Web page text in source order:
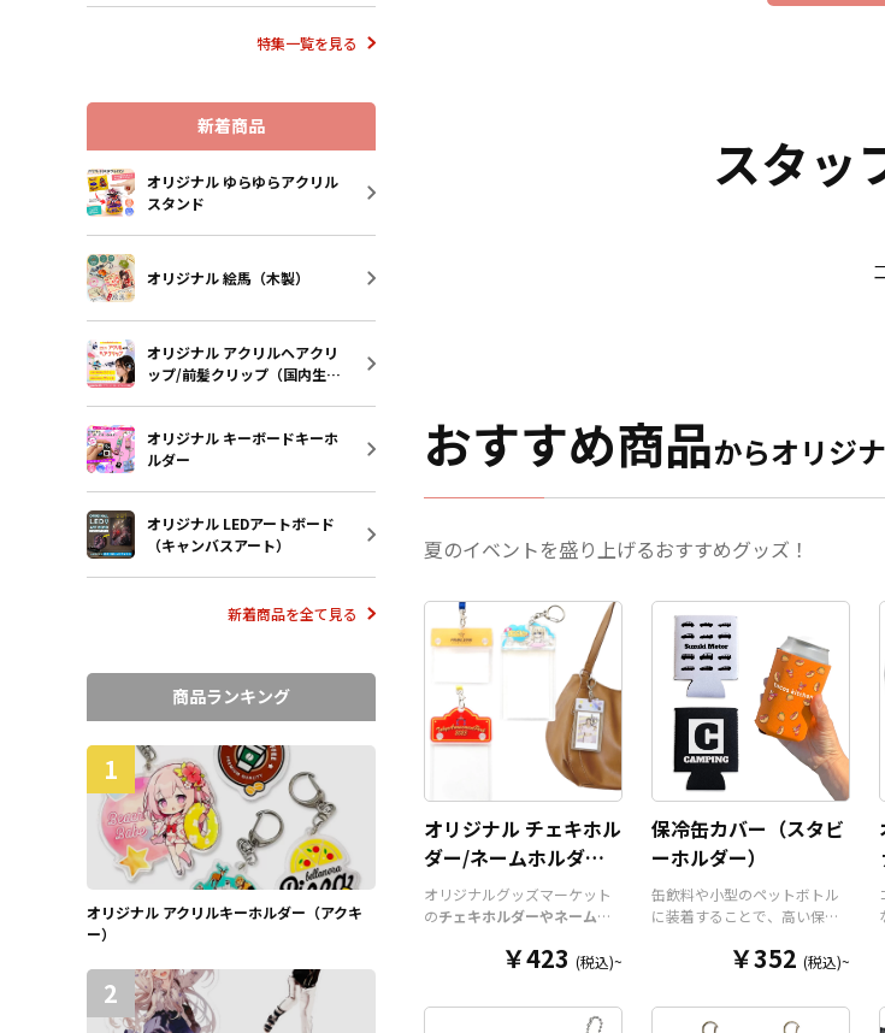
特集一覧を見る
新着商品
オリジナル ゆらゆらアクリル
スタンド
オリジナル 絵馬（木製）
オリジナル アクリルヘアクリ
ップ/前髪クリップ（国内生
オリジナル キーボードキーホ
ルダー
オリジナル LEDアートボード
（キャンバスアート）
新着商品を全て見る
商品ランキング
1
オリジナル アクリルキーホルダー（アクキ
ー）
2
スタッ
おすすめ商品からオリジ
夏のイベントを盛り上げるおすすめグッズ！
オリジナル チェキホル
ダー/ネームホルダー/
チケットホルダー
オリジナルグッズマーケット
のチェキホルダーやネームホ
アクリル部分とホルダーパー
そうでなかったオリジナルグ
です。透明度が高く美し
￥423 (税込)~
保冷缶カバー（スタビ
ーホルダー）
缶飲料や小型のペットボトル
に装着することで、高い保温
バー（スタビーホルダー）を
時は折り畳んで持ち運べるの
で、携帯性に優れています。
￥352 (税込)~